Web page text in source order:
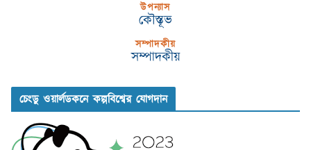
উপন্যাস
কৌস্তূভ
সম্পাদকীয়
সম্পাদকীয়
চেংডু ওয়ার্লডকনে কল্পবিশ্বের যোগদান